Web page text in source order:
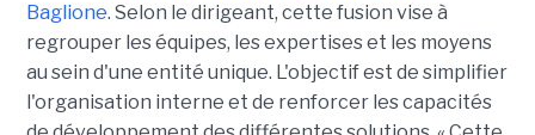
Baglione. Selon le dirigeant, cette fusion vise à
regrouper les équipes, les expertises et les moyens
au sein d'une entité unique. L'objectif est de simplifier
l'organisation interne et de renforcer les capacités